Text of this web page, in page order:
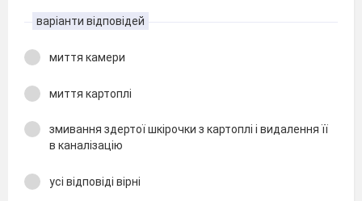
варіанти відповідей
миття камери
миття картоплі
змивання здертої шкірочки з картоплі і видалення її
в каналізацію
усі відповіді вірні